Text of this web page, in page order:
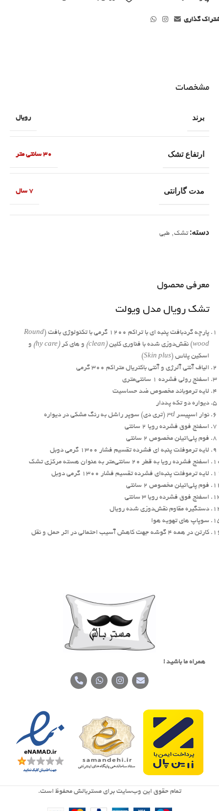
گذاری
معرفی محصول
تشک رویال مدل ویولت
پارچه گردبافت پنبه ای با تراکم ۱۲۰۰ گرمی با تکنولوژی بافت (
Round
wood) نقش‌دوزی شده با فناوری کلین (clean) و های کر (hy care)
و
اسکین پلاس (Skin plus
)
الیاف آنتی آلرژی و آنتی باکتریال متراکم ۳۰۰ گرمی
اسفنج رولی فشرده ۱ سانتی‌متری
لایه ترموباند مخصوص ضد حساسیت
دیواره دو تکه پددار
نوار اسپیسر ۳d (تری دی) سوپر راشل به رنگ مشکی در دیواره
اسفنج فوق فشرده رویا ۲ سانتی
فوم پلی‌اتیلن مخصوص ۲ سانتی
لایه ترموفلت پنبه ای فشرده تقسیم فشار ۱۳۰۰ گرمی دوبل
اسفنج فشرده رویا به قطر ۲۰ سانتی‌متر به عنوان هسته مرکزی تشک
لایه ترموفلت پنبه‌ای فشرده تقسیم فشار ۱۳۰۰ گرمی دوبل
فوم پلی‌اتیلن مخصوص ۲ سانتی
اسفنج فوق فشرده رویا ۳ سانتی
دستگیره مقاوم نقش‌دوزی شده رویال
سوپاپ ‌های تهویه هوا
کارتن در همه ۴ گوشه جهت کاهش آسیب احتمالی در اثر حمل و نقل
مشخصات
برند رویال
ارتفاع تشک 30 سانتی متر
مدت گارانتی 7 سال
دسته: تشک, طبی
همراه ما باشید !
تمام حقوق اين وب‌سايت برای مستربالش محفوظ است.